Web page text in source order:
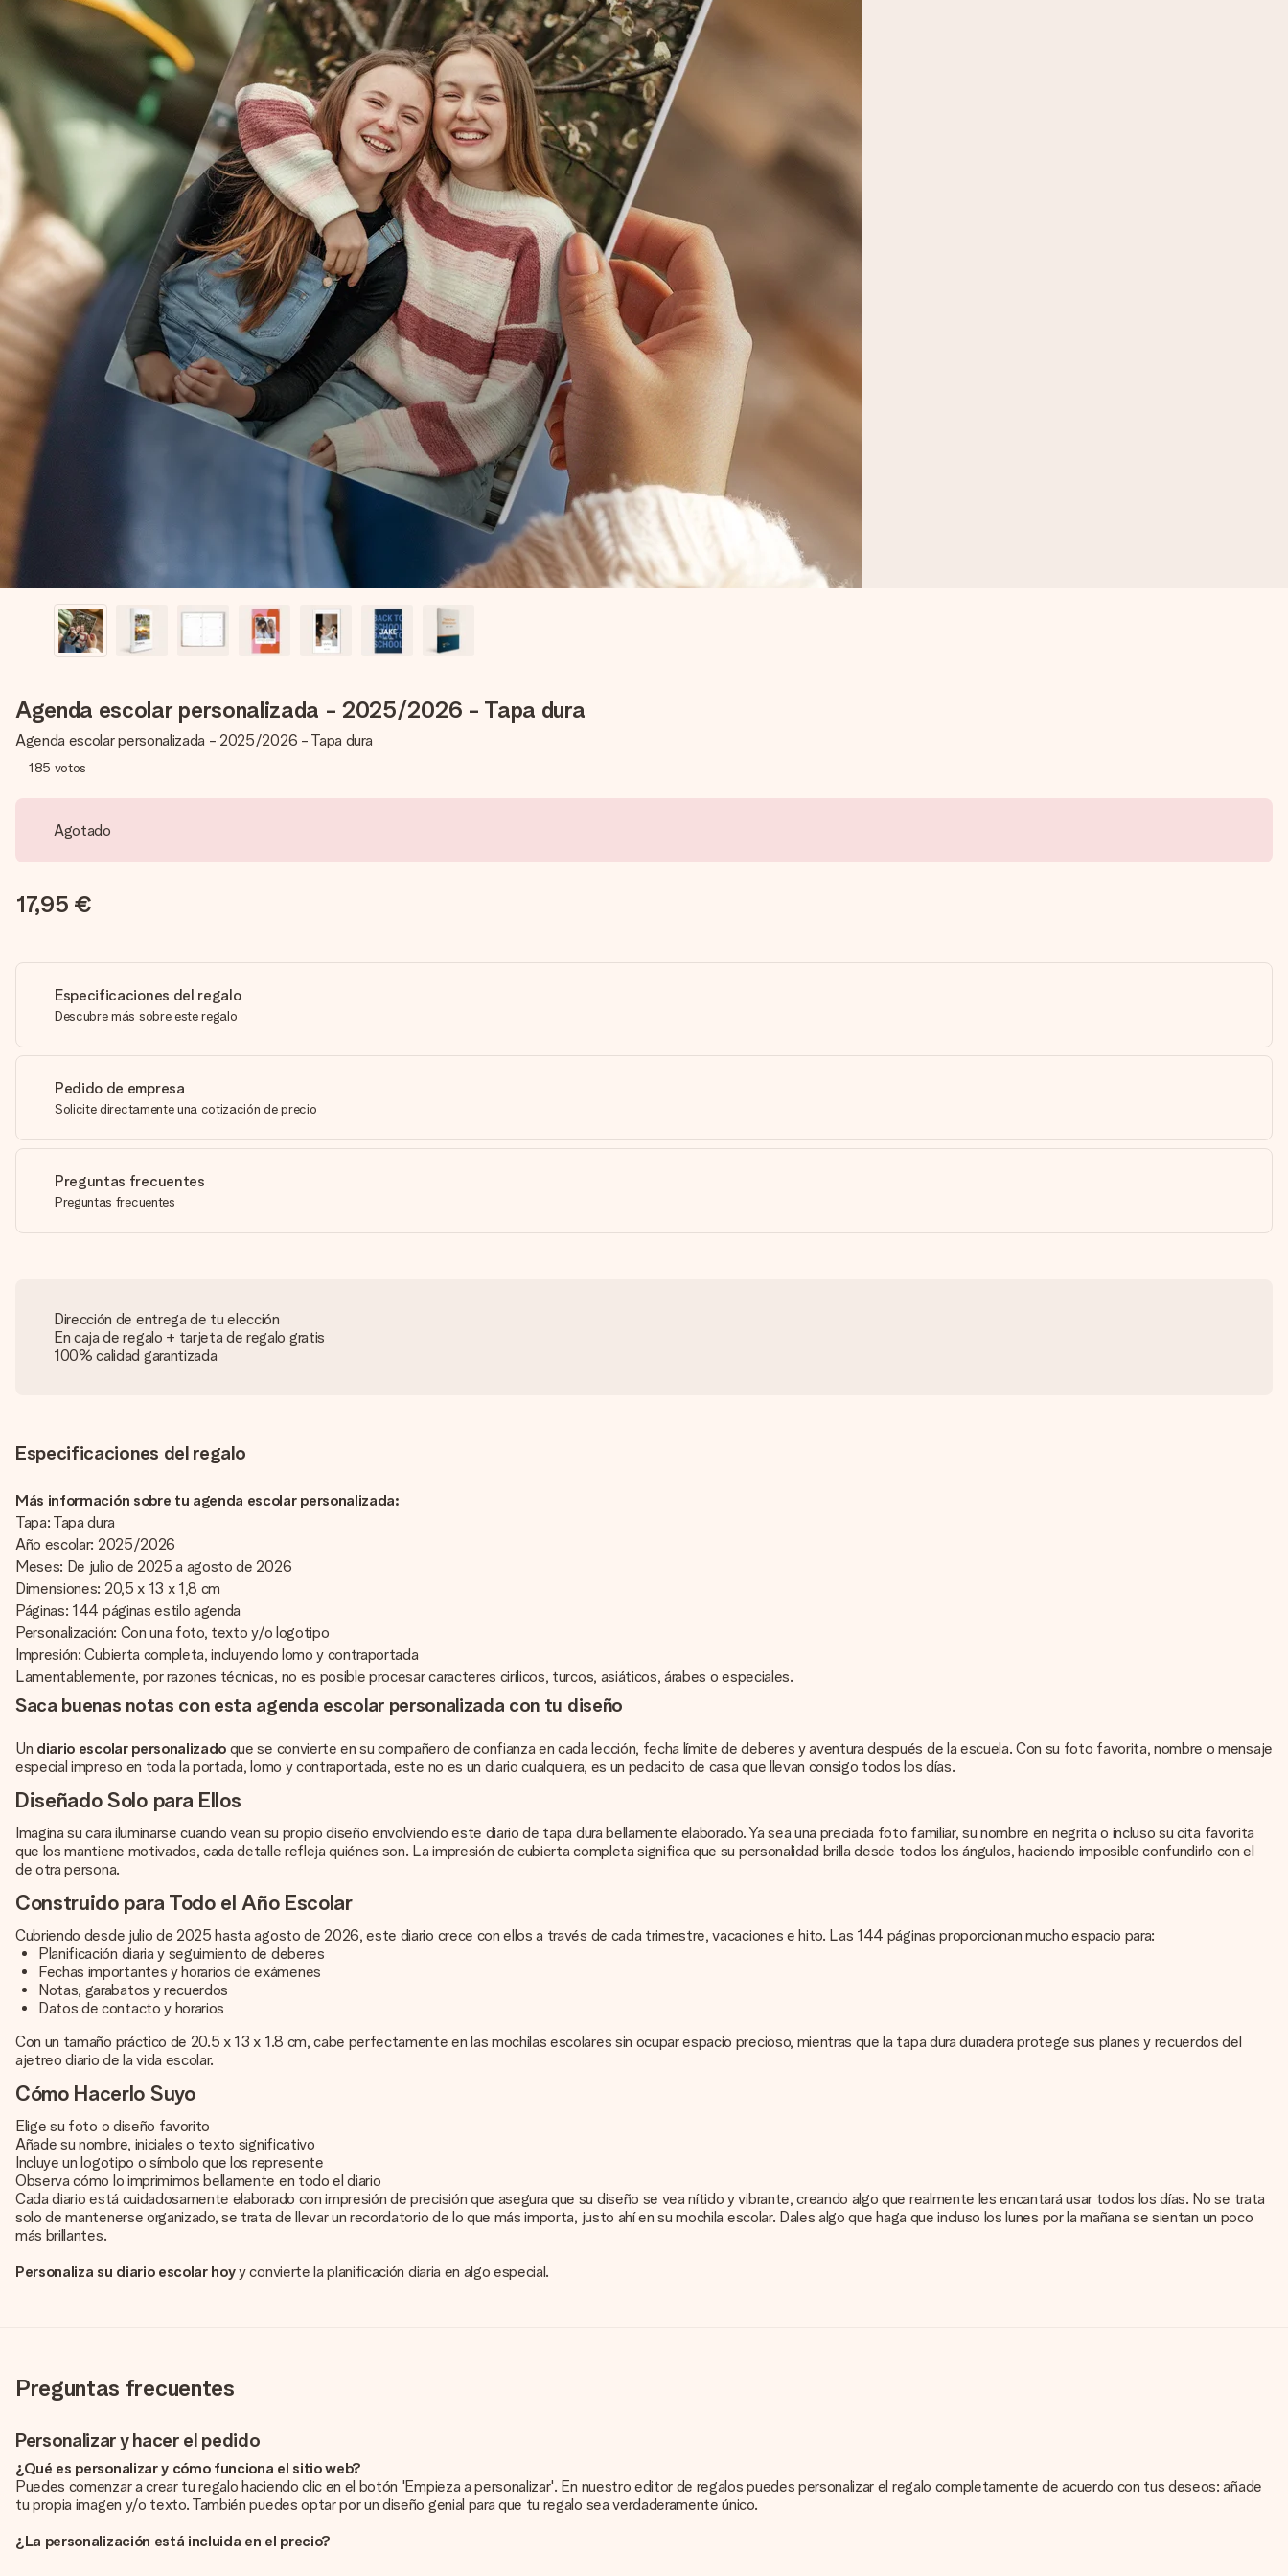
Agenda escolar personalizada - 2025/2026 - Tapa dura
Agenda escolar personalizada - 2025/2026 - Tapa dura
185 votos
Agotado
17,95 €
Especificaciones del regalo
Descubre más sobre este regalo
Pedido de empresa
Solicite directamente una cotización de precio
Preguntas frecuentes
Preguntas frecuentes
Dirección de entrega de tu elección
En caja de regalo + tarjeta de regalo gratis
100% calidad garantizada
Especificaciones del regalo
Más información sobre tu agenda escolar personalizada:
Tapa: Tapa dura
Año escolar: 2025/2026
Meses: De julio de 2025 a agosto de 2026
Dimensiones: 20,5 x 13 x 1,8 cm
Páginas: 144 páginas estilo agenda
Personalización: Con una foto, texto y/o logotipo
Impresión: Cubierta completa, incluyendo lomo y contraportada
Lamentablemente, por razones técnicas, no es posible procesar caracteres cirílicos, turcos, asiáticos, árabes o especiales.
Saca buenas notas con esta agenda escolar personalizada con tu diseño
Un diario escolar personalizado que se convierte en su compañero de confianza en cada lección, fecha límite de deberes y aventura después de la escuela. Con su foto favorita, nombre o mensaje
especial impreso en toda la portada, lomo y contraportada, este no es un diario cualquiera, es un pedacito de casa que llevan consigo todos los días.
Diseñado Solo para Ellos
Imagina su cara iluminarse cuando vean su propio diseño envolviendo este diario de tapa dura bellamente elaborado. Ya sea una preciada foto familiar, su nombre en negrita o incluso su cita favorita
que los mantiene motivados, cada detalle refleja quiénes son. La impresión de cubierta completa significa que su personalidad brilla desde todos los ángulos, haciendo imposible confundirlo con el
de otra persona.
Construido para Todo el Año Escolar
Cubriendo desde julio de 2025 hasta agosto de 2026, este diario crece con ellos a través de cada trimestre, vacaciones e hito. Las 144 páginas proporcionan mucho espacio para:
Planificación diaria y seguimiento de deberes
Fechas importantes y horarios de exámenes
Notas, garabatos y recuerdos
Datos de contacto y horarios
Con un tamaño práctico de 20.5 x 13 x 1.8 cm, cabe perfectamente en las mochilas escolares sin ocupar espacio precioso, mientras que la tapa dura duradera protege sus planes y recuerdos del
ajetreo diario de la vida escolar.
Cómo Hacerlo Suyo
Elige su foto o diseño favorito
Añade su nombre, iniciales o texto significativo
Incluye un logotipo o símbolo que los represente
Observa cómo lo imprimimos bellamente en todo el diario
Cada diario está cuidadosamente elaborado con impresión de precisión que asegura que su diseño se vea nítido y vibrante, creando algo que realmente les encantará usar todos los días. No se trata
solo de mantenerse organizado, se trata de llevar un recordatorio de lo que más importa, justo ahí en su mochila escolar. Dales algo que haga que incluso los lunes por la mañana se sientan un poco
más brillantes.
Personaliza su diario escolar hoyy convierte la planificación diaria en algo especial.
Preguntas frecuentes
Personalizar y hacer el pedido
¿Qué es personalizar y cómo funciona el sitio web?
Puedes comenzar a crear tu regalo haciendo clic en el botón 'Empieza a personalizar'. En nuestro editor de regalos puedes personalizar el regalo completamente de acuerdo con tus deseos: añade
tu propia imagen y/o texto. También puedes optar por un diseño genial para que tu regalo sea verdaderamente único.
¿La personalización está incluida en el precio?